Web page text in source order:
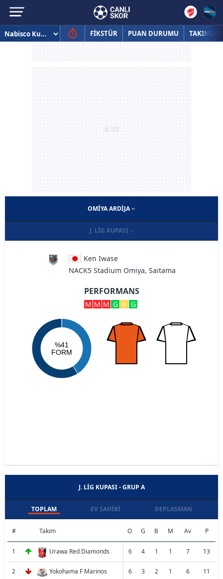
FİKSTÜR PUAN DURUMU TAKIMLAR
OMIYA ARDIJA
J. LIG KUPASI
Ken Iwase
NACK5 Stadium Omiya, Saitama
PERFORMANS
M M M G B G
%41
FORM
J. LIG KUPASI - GRUP A
TOPLAM EV SAHIBI DEPLASMAN
# Takım O G B M Av P
1 Urawa Red Diamonds 6 4 1 1 7 13
2 Yokohama F Marinos 6 3 2 1 6 11